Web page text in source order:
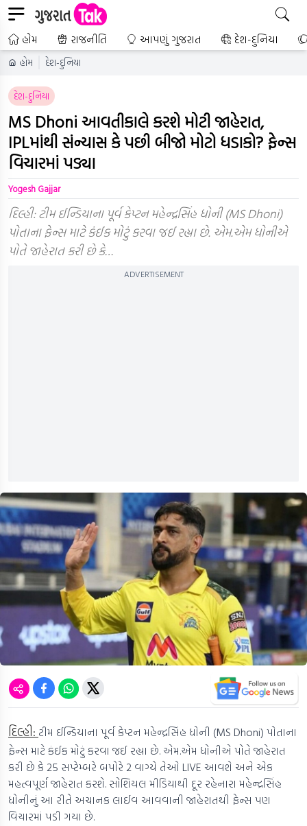
હોમ રાજનીતિ આપણું ગુજરાત દેશ-દુનિયા
હોમ દેશ-દુનિયા
દેશ-દુનિયા
MS Dhoni આવતીકાલે કરશે મોટી જાહેરાત,
IPLમાંથી સંન્યાસ કે પછી બીજો મોટો ધડાકો? ફેન્સ
વિચારમાં પડ્યા
Yogesh Gajjar
દિલ્હી: ટીમ ઈન્ડિયાના પૂર્વ કેપ્ટન મહેન્દ્રસિંહ ધોની (MS Dhoni)
પોતાના ફેન્સ માટે કંઈક મોટું કરવા જઈ રહ્યા છે. એમ.એમ ધોનીએ
પોતે જાહેરાત કરી છે કે…
ADVERTISEMENT
દિલ્હી: ટીમ ઈન્ડિયાના પૂર્વ કેપ્ટન મહેન્દ્રસિંહ ધોની (MS Dhoni) પોતાના
ફેન્સ માટે કંઈક મોટું કરવા જઈ રહ્યા છે. એમ.એમ ધોનીએ પોતે જાહેરાત
કરી છે કે 25 સપ્ટેમ્બરે બપોરે 2 વાગ્યે તેઓ LIVE આવશે અને એક
મહત્વપૂર્ણ જાહેરાત કરશે. સોશિયલ મીડિયાથી દૂર રહેનારા મહેન્દ્રસિંહ
ધોનીનું આ રીતે અચાનક લાઈવ આવવાની જાહેરાતથી ફેન્સ પણ
વિચારમાં પડી ગયા છે.